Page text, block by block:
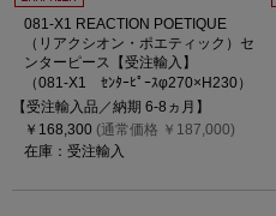
081-X1 REACTION POETIQUE
（リアクシオン・ポエティック）セ
ンターピース【受注輸入】
（081-X1 ｾﾝﾀｰﾋﾟｰｽφ270×H230）
【受注輸入品／納期 6-8ヵ月】
￥168,300 (通常価格 ￥187,000)
在庫：受注輸入